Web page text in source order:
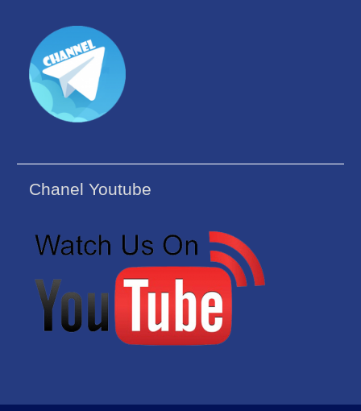
Chanel Youtube